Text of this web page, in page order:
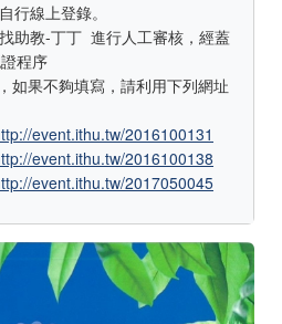
行線上登錄。
助教-丁丁 進行人工審核，經蓋
程序
如果不夠填寫，請利用下列網址
event.ithu.tw/2016100131
event.ithu.tw/2016100138
event.ithu.tw/2017050045